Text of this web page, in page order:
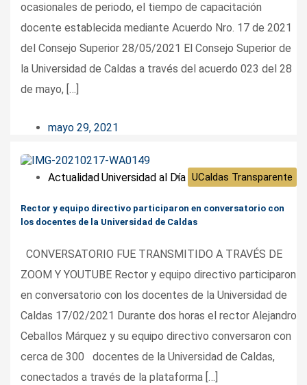
ocasionales de periodo, el tiempo de capacitación
docente establecida mediante Acuerdo Nro. 17 de 2021
del Consejo Superior 28/05/2021 El Consejo Superior de
la Universidad de Caldas a través del acuerdo 023 del 28
de mayo, […]
mayo 29, 2021
ActualidadUniversidad al Día UCaldas Transparente
Rector y equipo directivo participaron en conversatorio con
los docentes de la Universidad de Caldas
CONVERSATORIO FUE TRANSMITIDO A TRAVÉS DE
ZOOM Y YOUTUBE Rector y equipo directivo participaron
en conversatorio con los docentes de la Universidad de
Caldas 17/02/2021 Durante dos horas el rector Alejandro
Ceballos Márquez y su equipo directivo conversaron con
cerca de 300 docentes de la Universidad de Caldas,
conectados a través de la plataforma […]